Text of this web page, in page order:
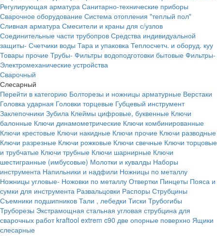
Регулирующая арматура Санитарно-технические приборы
Сварочное оборудование Система отопления "теплый пол"
Сливная арматура Смесители и краны для с/узлов
Соединительные части трубопров Средства индивидуальной
защиты- Счетчики воды Тара и упаковка Теплосчетч. и оборуд. куу
Товары прочие Трубы- Фильтры водоподготовки бытовые Фильтры-
Электромеханические устройства
Сварочный
Слесарный
Перейти в категорию Болторезы и ножницы арматурные Верстаки
Головка ударная Головки торцевые Губцевый инструмент
Заклепочники Зубила Клеймы цифровые, буквенные Ключи
балонные Ключи динамометрические Ключи комбинированные
Ключи крестовые Ключи накидные Ключи прочие Ключи разводные
Ключи разрезные Ключи рожковые Ключи свечные Ключи торцовые
и трубчатые Ключи трубные Ключи шарнирные Ключи
шестигранные (имбусовые) Молотки и кувалды Наборы
инструмента Напильники и надфили Ножницы по металлу
Ножницы угловые- Ножовки по металлу Отвертки Пинцеты Пояса и
сумки для инструмента Развальцовки Распоры Струбцины
Съемники подшипников Тали , лебедки Тиски Трубогибы
Труборезы Экстрамощная стальная угловая струбцина для
сварочных работ kraftool extrem c90 две опорные поверхно Ящики
слесарные